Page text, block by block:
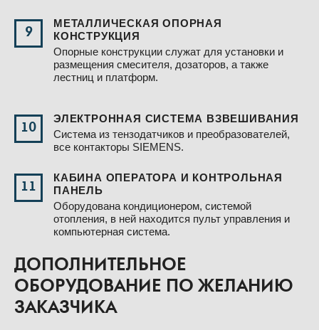
9
МЕТАЛЛИЧЕСКАЯ ОПОРНАЯ
КОНСТРУКЦИЯ
Опорные конструкции служат для установки и
размещения смесителя, дозаторов, а также
лестниц и платформ.
10
ЭЛЕКТРОННАЯ СИСТЕМА ВЗВЕШИВАНИЯ
Система из тензодатчиков и преобразователей,
все контакторы SIEMENS.
11
КАБИНА ОПЕРАТОРА И КОНТРОЛЬНАЯ
ПАНЕЛЬ
Оборудована кондиционером, системой
отопления, в ней находится пульт управления и
компьютерная система.
ДОПОЛНИТЕЛЬНОЕ
ОБОРУДОВАНИЕ ПО ЖЕЛАНИЮ
ЗАКАЗЧИКА